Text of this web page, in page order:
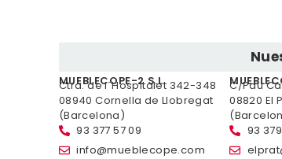
MUEBLECOPE-2 S.L.
Ctra. de l´Hospitalet 342-348
08940 Cornella de Llobregat
(Barcelona)
93 377 57 09
info@mueblecope.com
C/Pau
08820 El
93